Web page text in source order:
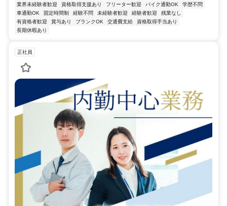
業界未経験者歓迎 資格取得支援あり フリーター歓迎 バイク通勤OK
学歴不問
車通勤OK
固定時間制 経験不問 未経験者歓迎 経験者歓迎
残業なし
有資格者歓迎
賞与あり ブランクOK 交通費支給
資格取得手当あり
長期休暇あり
正社員